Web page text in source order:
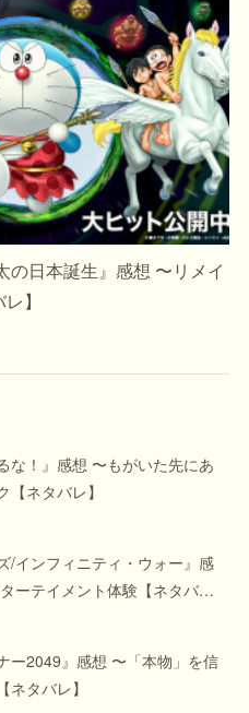
の日本誕生』感想 〜リメイ
】
な！』感想 〜もがいた先にあ
【ネタバレ】
/インフィニティ・ウォー』感
ーテイメント体験【ネタバ…
ー2049』感想 〜「本物」を信
ネタバレ】